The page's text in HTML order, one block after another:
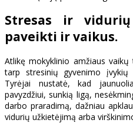
Stresas ir
paveikti ir vaikus.
Atlikę mokyklinio amžiaus
tarp stresinių gyvenimo
Tyrėjai nustatė, kad
pavyzdžiui, sunkią ligą,
darbo praradimą, dažniau
vidurių užkietėjimą arba